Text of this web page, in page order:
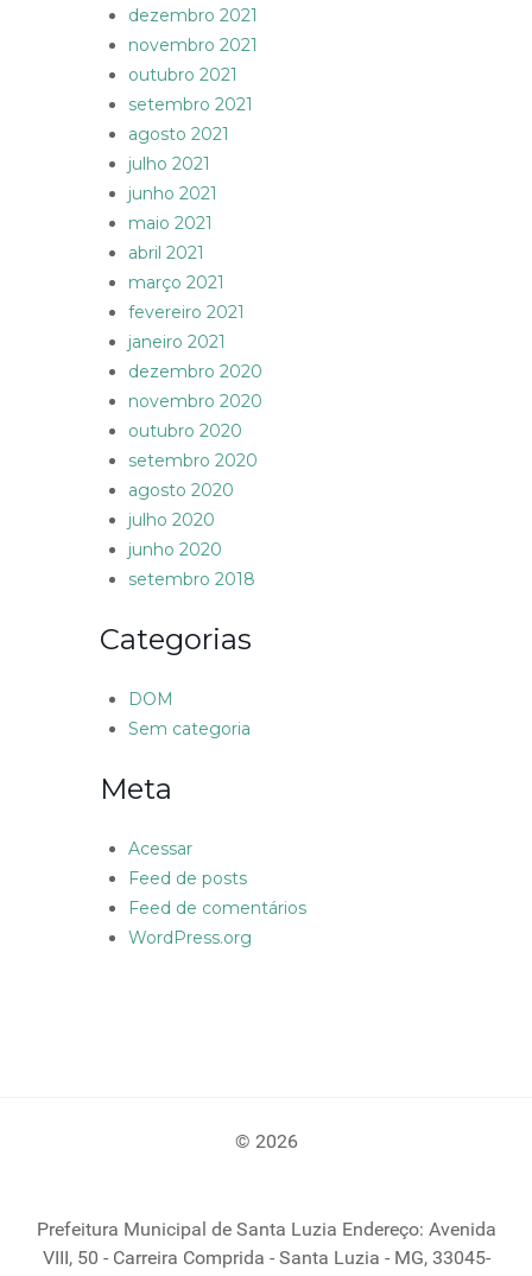
dezembro 2021
novembro 2021
outubro 2021
setembro 2021
agosto 2021
julho 2021
junho 2021
maio 2021
abril 2021
março 2021
fevereiro 2021
janeiro 2021
dezembro 2020
novembro 2020
outubro 2020
setembro 2020
agosto 2020
julho 2020
junho 2020
setembro 2018
Categorias
DOM
Sem categoria
Meta
Acessar
Feed de posts
Feed de comentários
WordPress.org
© 2026
Prefeitura Municipal de Santa Luzia Endereço: Avenida
VIII, 50 - Carreira Comprida - Santa Luzia - MG, 33045-